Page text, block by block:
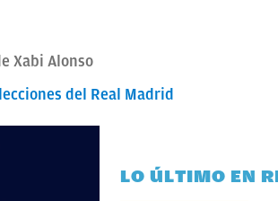
Xabi Alonso
del Real Madrid
LO ÚLTIMO EN